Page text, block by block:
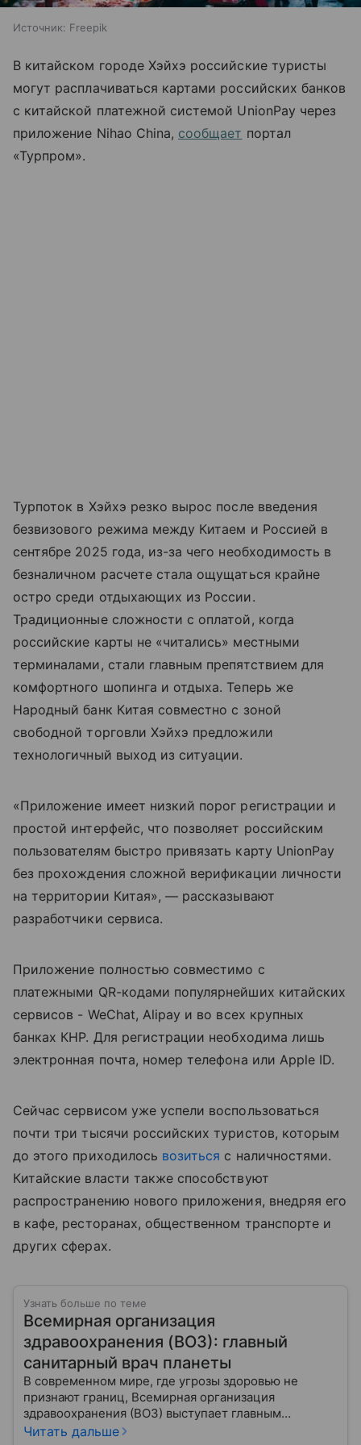
Источник: Freepik
В китайском городе Хэйхэ российские туристы
могут расплачиваться картами российских банков
с китайской платежной системой UnionPay через
приложение Nihao China, сообщает портал
«Турпром».
Турпоток в Хэйхэ резко вырос после введения
безвизового режима между Китаем и Россией в
сентябре 2025 года, из-за чего необходимость в
безналичном расчете стала ощущаться крайне
остро среди отдыхающих из России.
Традиционные сложности с оплатой, когда
российские карты не «читались» местными
терминалами, стали главным препятствием для
комфортного шопинга и отдыха. Теперь же
Народный банк Китая совместно с зоной
свободной торговли Хэйхэ предложили
технологичный выход из ситуации.
«Приложение имеет низкий порог регистрации и
простой интерфейс, что позволяет российским
пользователям быстро привязать карту UnionPay
без прохождения сложной верификации личности
на территории Китая», — рассказывают
разработчики сервиса.
Приложение полностью совместимо с
платежными QR-кодами популярнейших китайских
сервисов - WeChat, Alipay и во всех крупных
банках КНР. Для регистрации необходима лишь
электронная почта, номер телефона или Apple ID.
Сейчас сервисом уже успели воспользоваться
почти три тысячи российских туристов, которым
до этого приходилось возиться с наличностями.
Китайские власти также способствуют
распространению нового приложения, внедряя его
в кафе, ресторанах, общественном транспорте и
других сферах.
Узнать больше по теме
Всемирная организация
здравоохранения (ВОЗ): главный
санитарный врач планеты
В современном мире, где угрозы здоровью не
признают границ, Всемирная организация
здравоохранения (ВОЗ) выступает главным
координатором глобального здравоохранения. Эта
Читать дальше